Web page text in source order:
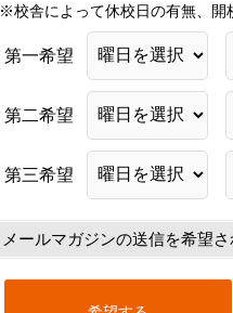
※校舎によって休校日の有無、開
第一希望
第二希望
第三希望
メールマガジンの送信を希望